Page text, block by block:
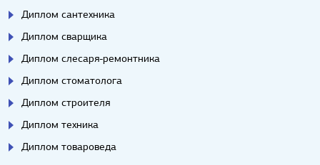
Диплом сантехника
Диплом сварщика
Диплом слесаря-ремонтника
Диплом стоматолога
Диплом строителя
Диплом техника
Диплом товароведа